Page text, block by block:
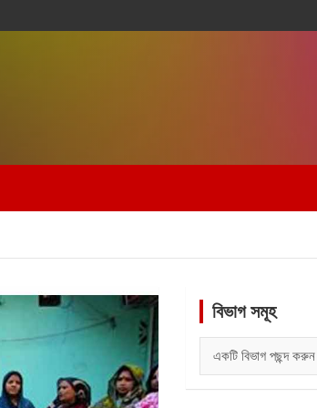
বিভাগ সমূহ
সমূহ